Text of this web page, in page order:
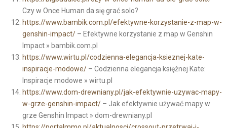
Czy w Once Human da się grać solo?
https://www.bambik.com.pl/efektywne-korzystanie-z-map-w-
genshin-impact/– Efektywne korzystanie z map w Genshin
Impact » bambik.com.pl
https://www.wirtu.pl/codzienna-elegancja-ksieznej-kate-
inspiracje-modowe/– Codzienna elegancja księżnej Kate:
Inspiracje modowe » wirtu.pl
https://www.dom-drewniany.pl/jak-efektywnie-uzywac-mapy-
w-grze-genshin-impact/– Jak efektywnie używać mapy w
grze Genshin Impact » dom-drewniany.pl